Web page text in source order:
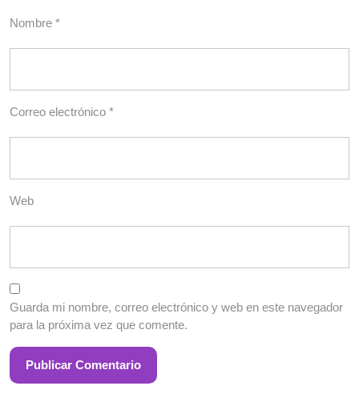
Nombre *
Correo electrónico *
Web
Guarda mi nombre, correo electrónico y web en este navegador
para la próxima vez que comente.